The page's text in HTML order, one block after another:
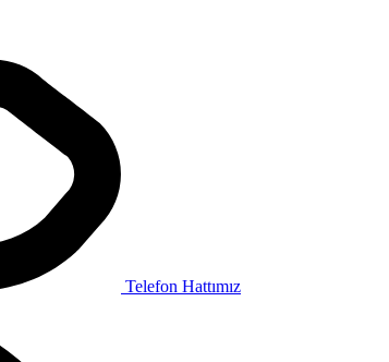
Telefon Hattımız